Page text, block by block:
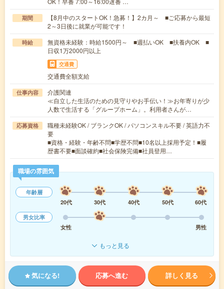
期間
【8月中のスタートOK！急募！】2カ月～ ■ご応募から最短
2～3日後に就業が可能です！
時給
無資格未経験：時給1500円～ ■週払いOK ■扶養内OK ■
日収1万2000円以上
交通費
交通費全額支給
仕事内容
介護関連
≪自立した生活のための見守りやお手伝い！≫お年寄りが少
人数で生活する「グループホーム」。利用者さんが…
応募資格
職種未経験OK / ブランクOK / パソコンスキル不要 / 英語力不
要
■資格・経験・年齢不問■学歴不問■10名以上採用予定！■履
歴書不要■面談確約■社会保険完備■社員登用…
職場の雰囲気
年齢層
20代
30代 40代 50代
60代
男女比率
女性
男性
もっと見る
気になる! 応募へ進む 詳しく見る